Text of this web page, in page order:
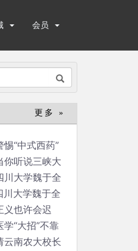
会员
更多 »
“中式西药”
你听说三峡大
川大学魏于全
川大学魏于全
义也许会迟
“大招”不靠
云南农大校长